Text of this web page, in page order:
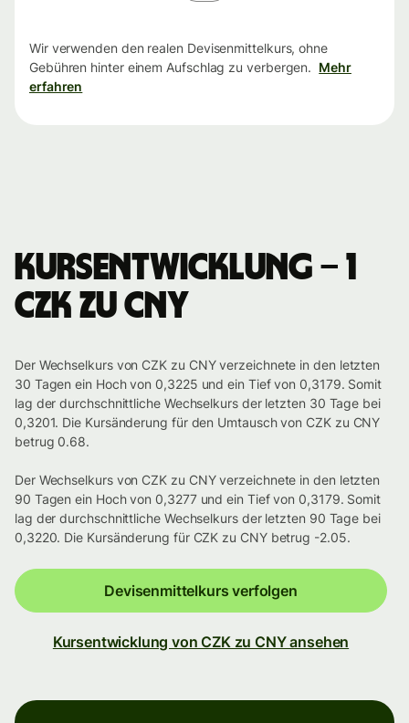
Wir verwenden den realen Devisenmittelkurs, ohne
Gebühren hinter einem Aufschlag zu verbergen. Mehr
erfahren
Kursentwicklung – 1
CZK zu CNY
Der Wechselkurs von CZK zu CNY verzeichnete in den letzten
30 Tagen ein Hoch von 0,3225 und ein Tief von 0,3179. Somit
lag der durchschnittliche Wechselkurs der letzten 30 Tage bei
0,3201. Die Kursänderung für den Umtausch von CZK zu CNY
betrug 0.68.
Der Wechselkurs von CZK zu CNY verzeichnete in den letzten
90 Tagen ein Hoch von 0,3277 und ein Tief von 0,3179. Somit
lag der durchschnittliche Wechselkurs der letzten 90 Tage bei
0,3220. Die Kursänderung für CZK zu CNY betrug -2.05.
Devisenmittelkurs verfolgen
Kursentwicklung von CZK zu CNY ansehen